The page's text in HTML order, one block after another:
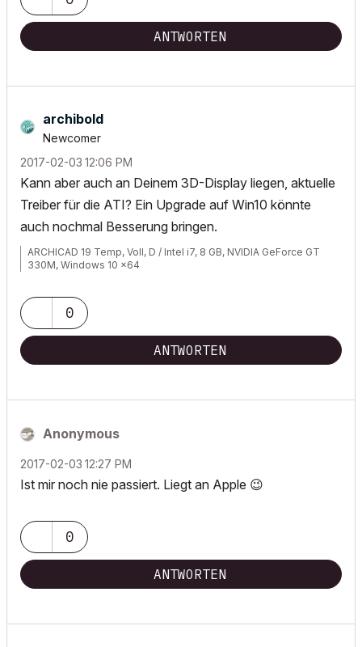
ANTWORTEN
archibold
Newcomer
‎2017-02-03 12:06 PM
Kann aber auch an Deinem 3D-Display liegen, aktuelle
Treiber für die ATI? Ein Upgrade auf Win10 könnte
auch nochmal Besserung bringen.
ARCHICAD 19 Temp, Voll, D / Intel i7, 8 GB, NVIDIA GeForce GT
330M, Windows 10 x64
0
ANTWORTEN
Anonymous
‎2017-02-03 12:27 PM
Ist mir noch nie passiert. Liegt an Apple 😉
0
ANTWORTEN